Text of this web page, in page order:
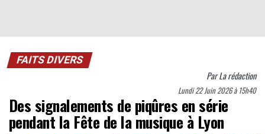
FAITS DIVERS
ParLa rédaction
Lundi 22 Juin 2026 à 15h40
Des signalements de piqûres en série
pendant la Fête de la musique à Lyon